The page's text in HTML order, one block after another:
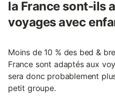
la France sont-ils
voyages avec
Moins de 10 % des bed &
France sont adaptés aux
sera donc probablement
petit groupe.